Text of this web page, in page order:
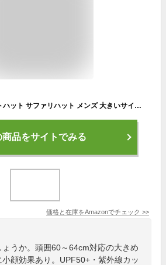
[MITSU-Q] 帽子 バケットハット サファリハット メンズ 大きいサイズ 日除け 【帽子アドバイザー監修】 UVカット検査済み ポリエステル製 小顔効果 (2XL, ブラック)
商品をサイトでみる
価格と在庫をAmazonでチェック >>
ょうか。頭囲60～64cm対応の大きめ
顔効果あり。UPF50+・紫外線カッ